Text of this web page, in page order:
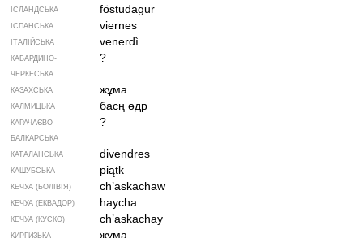
ІСЛАНДСЬКА föstudagur
ІСПАНСЬКА viernes
ІТАЛІЙСЬКА venerdì
КАБАРДИНО-
ЧЕРКЕСЬКА
?
КАЗАХСЬКА жұма
КАЛМИЦЬКА басң өдр
КАРАЧАЄВО-
БАЛКАРСЬКА
?
КАТАЛАНСЬКА divendres
КАШУБСЬКА piątk
КЕЧУА (БОЛІВІЯ) ch’askachaw
КЕЧУА (ЕКВАДОР) haycha
КЕЧУА (КУСКО) ch’askachay
КИРГИЗЬКА жума